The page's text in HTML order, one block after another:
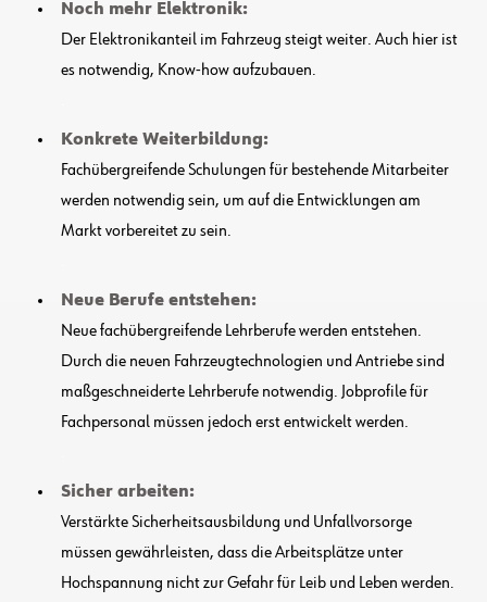
Noch mehr Elektronik:
Der Elektronikanteil im Fahrzeug steigt weiter. Auch hier ist
es notwendig, Know-how aufzubauen.
Konkrete Weiterbildung:
Fachübergreifende Schulungen für bestehende Mitarbeiter
werden notwendig sein, um auf die Entwicklungen am
Markt vorbereitet zu sein.
Neue Berufe entstehen:
Neue fachübergreifende Lehrberufe werden entstehen.
Durch die neuen Fahrzeugtechnologien und Antriebe sind
maßgeschneiderte Lehrberufe notwendig. Jobprofile für
Fachpersonal müssen jedoch erst entwickelt werden.
Sicher arbeiten:
Verstärkte Sicherheitsausbildung und Unfallvorsorge
müssen gewährleisten, dass die Arbeitsplätze unter
Hochspannung nicht zur Gefahr für Leib und Leben werden.